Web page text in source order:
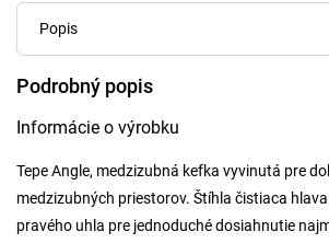
Popis
Podrobný popis
Informácie o výrobku
Tepe Angle, medzizubná kefka vyvinutá pre
medzizubných priestorov. Štíhla čistiaca
pravého uhla pre jednoduché dosiahnutie